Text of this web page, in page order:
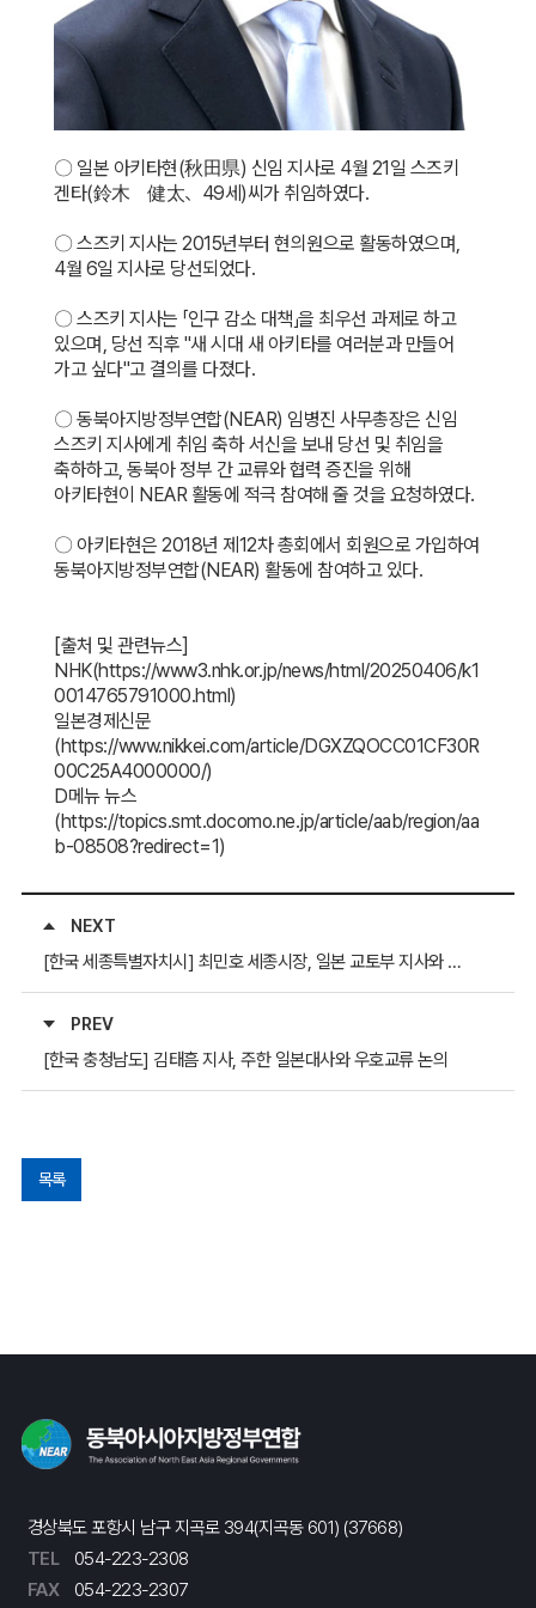
〇 일본 아키타현(秋田県) 신임 지사로 4월 21일 스즈키
겐타(鈴木 健太、49세)씨가 취임하였다.
〇 스즈키 지사는 2015년부터 현의원으로 활동하였으며,
4월 6일 지사로 당선되었다.
〇 스즈키 지사는 「인구 감소 대책」을 최우선 과제로 하고
있으며, 당선 직후 "새 시대 새 아키타를 여러분과 만들어
가고 싶다"고 결의를 다졌다.
〇 동북아지방정부연합(NEAR) 임병진 사무총장은 신임
스즈키 지사에게 취임 축하 서신을 보내 당선 및 취임을
축하하고, 동북아 정부 간 교류와 협력 증진을 위해
아키타현이 NEAR 활동에 적극 참여해 줄 것을 요청하였다.
〇 아키타현은 2018년 제12차 총회에서 회원으로 가입하여
동북아지방정부연합(NEAR) 활동에 참여하고 있다.
[출처 및 관련뉴스]
NHK(https://www3.nhk.or.jp/news/html/20250406/k1
0014765791000.html)
일본경제신문
(https://www.nikkei.com/article/DGXZQOCC01CF30R
00C25A4000000/)
D메뉴 뉴스
(https://topics.smt.docomo.ne.jp/article/aab/region/aa
b-08508?redirect=1)
NEXT
[한국 세종특별자치시] 최민호 세종시장, 일본 교토부 지사와 면담
PREV
[한국 충청남도] 김태흠 지사, 주한 일본대사와 우호교류 논의
목록
경상북도 포항시 남구 지곡로 394(지곡동 601) (37668)
TEL
054-223-2308
FAX
054-223-2307